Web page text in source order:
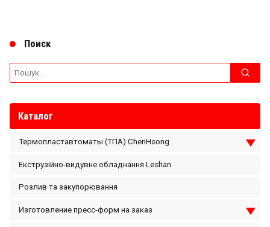
Поиск
for:
Каталог
Термопластавтоматы (ТПА) ChenHsong
Екструзійно-видувне обладнання Leshan
Розлив та закупорювання
Изготовление пресс-форм на заказ